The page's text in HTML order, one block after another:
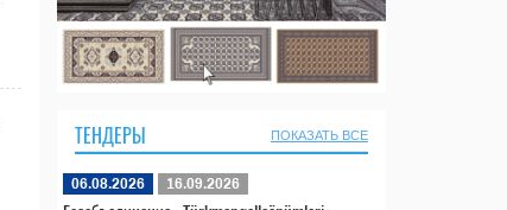
ТЕНДЕРЫ ПОКАЗАТЬ ВСЕ
06.08.2026 16.09.2026